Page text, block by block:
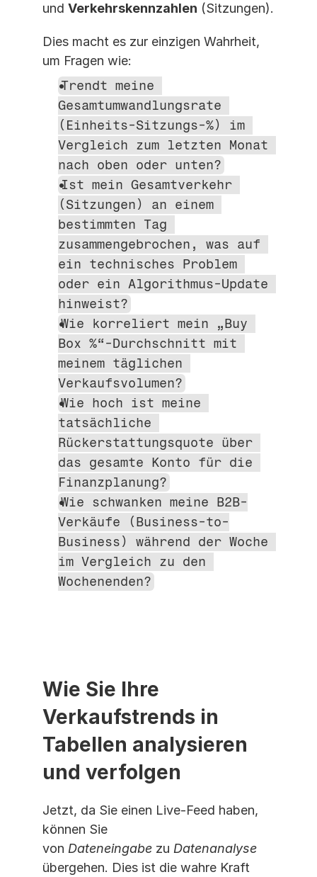
und Verkehrskennzahlen (Sitzungen).
Dies macht es zur einzigen Wahrheit,
um Fragen wie:
Trendt meine
Gesamtumwandlungsrate
(Einheits-Sitzungs-%) im
Vergleich zum letzten Monat
nach oben oder unten?
Ist mein Gesamtverkehr
(Sitzungen) an einem
bestimmten Tag
zusammengebrochen, was auf
ein technisches Problem
oder ein Algorithmus-Update
hinweist?
Wie korreliert mein „Buy
Box %“-Durchschnitt mit
meinem täglichen
Verkaufsvolumen?
Wie hoch ist meine
tatsächliche
Rückerstattungsquote über
das gesamte Konto für die
Finanzplanung?
Wie schwanken meine B2B-
Verkäufe (Business-to-
Business) während der Woche
im Vergleich zu den
Wochenenden?
Wie Sie Ihre
Verkaufstrends in
Tabellen analysieren
und verfolgen
Jetzt, da Sie einen Live-Feed haben,
können Sie
von Dateneingabe zu Datenanalyse
übergehen. Dies ist die wahre Kraft